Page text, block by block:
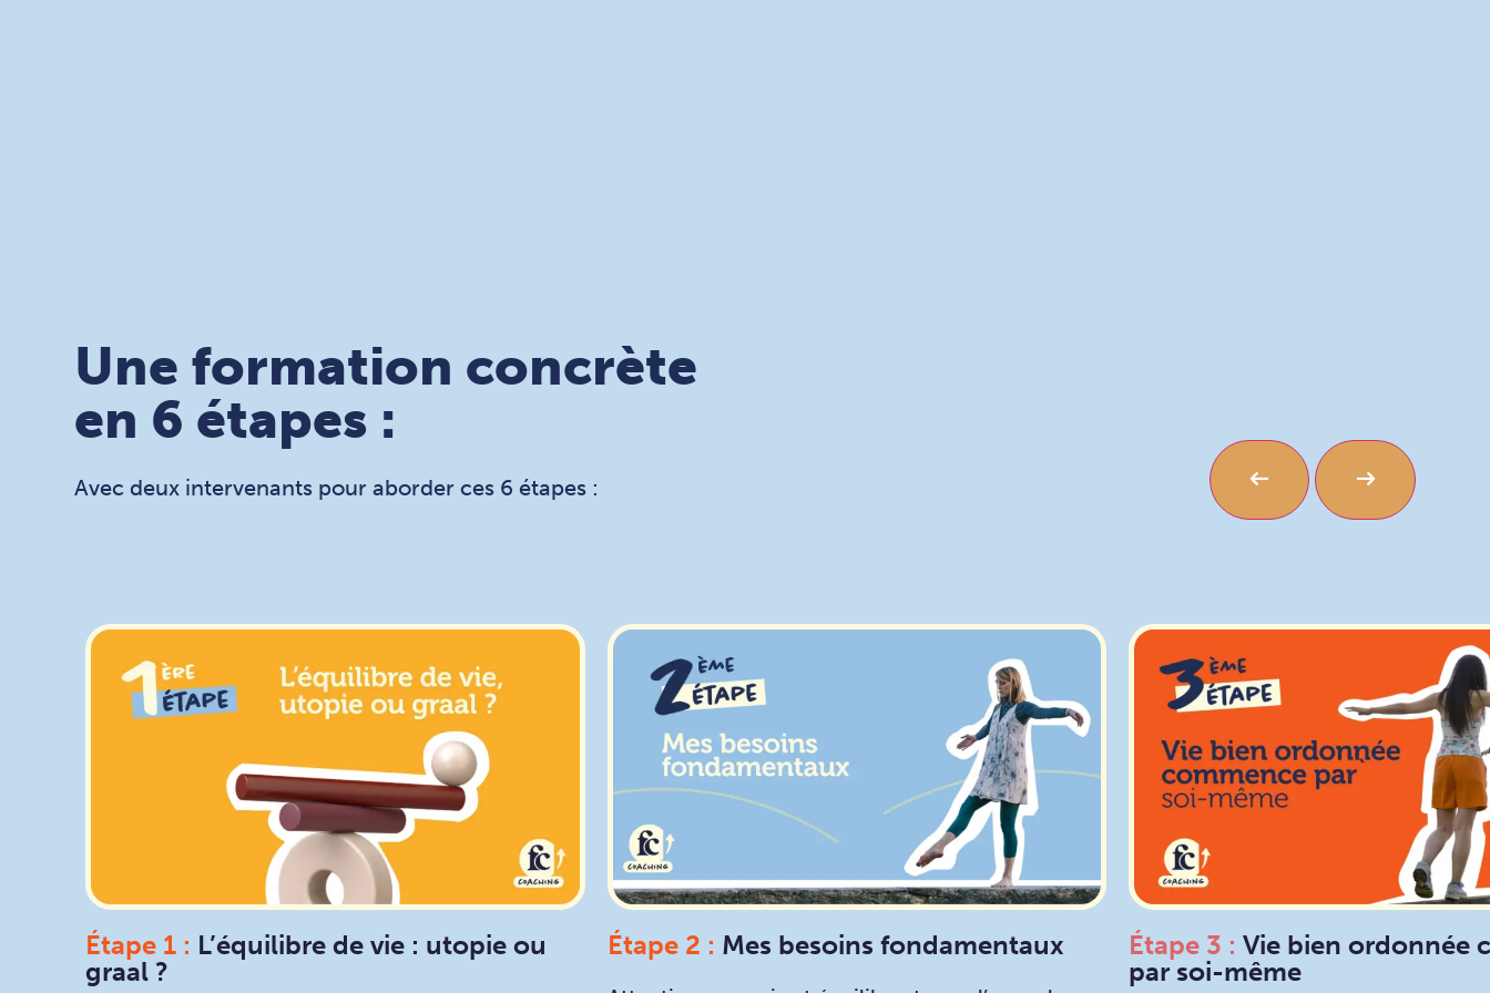
Une formation concrète
en 6 étapes :
Avec deux intervenants pour aborder ces 6 étapes :
Étape 1 : L’équilibre de vie : utopie ou
graal ?
Étape 2 : Mes besoins fondamentaux Étape 3 : Vie bien ordonnée
par soi-même